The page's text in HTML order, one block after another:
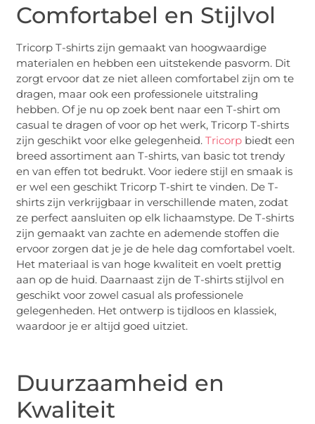
Comfortabel en Stijlvol
Tricorp T-shirts zijn gemaakt van hoogwaardige
materialen en hebben een uitstekende pasvorm. Dit
zorgt ervoor dat ze niet alleen comfortabel zijn om te
dragen, maar ook een professionele uitstraling
hebben. Of je nu op zoek bent naar een T-shirt om
casual te dragen of voor op het werk, Tricorp T-shirts
zijn geschikt voor elke gelegenheid.Tricorp biedt een
breed assortiment aan T-shirts, van basic tot trendy
en van effen tot bedrukt. Voor iedere stijl en smaak is
er wel een geschikt Tricorp T-shirt te vinden. De T-
shirts zijn verkrijgbaar in verschillende maten, zodat
ze perfect aansluiten op elk lichaamstype. De T-shirts
zijn gemaakt van zachte en ademende stoffen die
ervoor zorgen dat je je de hele dag comfortabel voelt.
Het materiaal is van hoge kwaliteit en voelt prettig
aan op de huid. Daarnaast zijn de T-shirts stijlvol en
geschikt voor zowel casual als professionele
gelegenheden. Het ontwerp is tijdloos en klassiek,
waardoor je er altijd goed uitziet.
Duurzaamheid en
Kwaliteit